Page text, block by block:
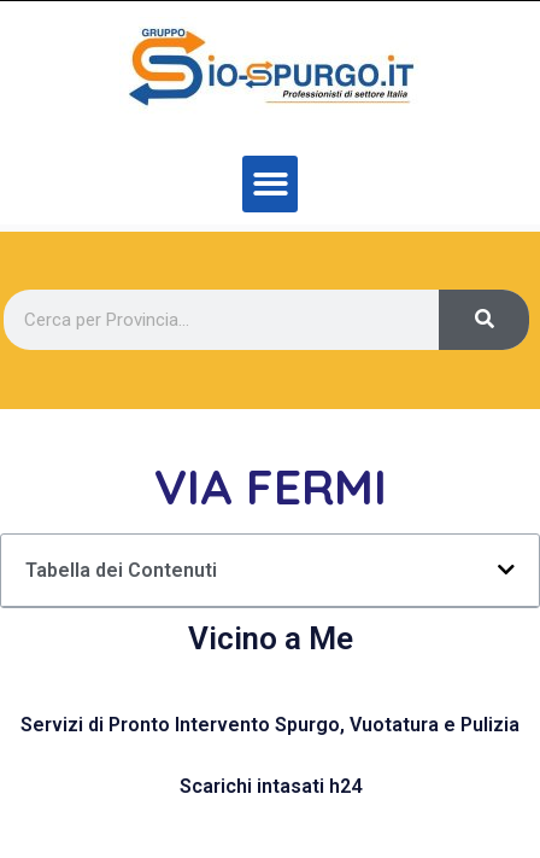
VIA FERMI
Tabella dei Contenuti
Vicino a Me
Servizi di Pronto Intervento Spurgo, Vuotatura e Pulizia
Scarichi intasati h24